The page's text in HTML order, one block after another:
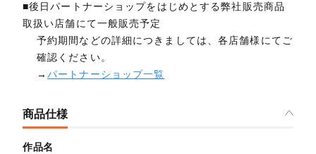
■後日パートナーショップをはじめとする弊社販売商品
取扱い店舗にて一般販売予定
予約期間などの詳細につきましては、各店舗様にてご
確認ください。
→パートナーショップ一覧
商品仕様
作品名